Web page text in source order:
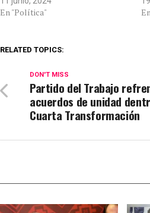
En "Política"
RELATED TOPICS:
DON'T MISS
Partido del Trabajo
acuerdos de unidad
Cuarta Transformación